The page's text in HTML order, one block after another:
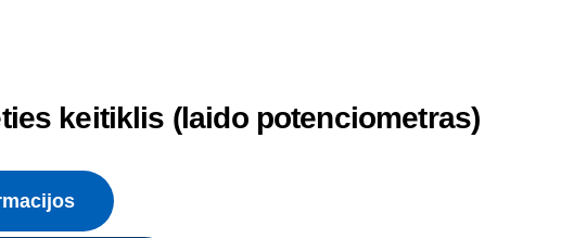
keitiklis (laido potenciometras)